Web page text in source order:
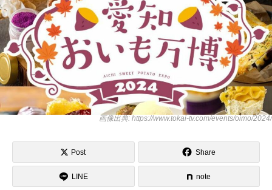
画像出典: https://www.tokai-tv.com/events/oimo/2024/
Post Share
LINE note